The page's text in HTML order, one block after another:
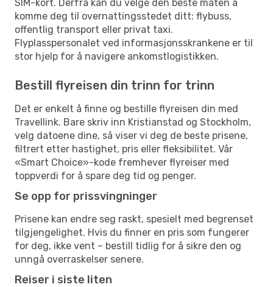
SIM-kort. Derfra kan du velge den beste måten å
komme deg til overnattingsstedet ditt: flybuss,
offentlig transport eller privat taxi.
Flyplasspersonalet ved informasjonsskrankene er til
stor hjelp for å navigere ankomstlogistikken.
Bestill flyreisen din trinn for trinn
Det er enkelt å finne og bestille flyreisen din med
Travellink. Bare skriv inn Kristianstad og Stockholm,
velg datoene dine, så viser vi deg de beste prisene,
filtrert etter hastighet, pris eller fleksibilitet. Vår
«Smart Choice»-kode fremhever flyreiser med
toppverdi for å spare deg tid og penger.
Se opp for prissvingninger
Prisene kan endre seg raskt, spesielt med begrenset
tilgjengelighet. Hvis du finner en pris som fungerer
for deg, ikke vent – bestill tidlig for å sikre den og
unngå overraskelser senere.
Reiser i siste liten